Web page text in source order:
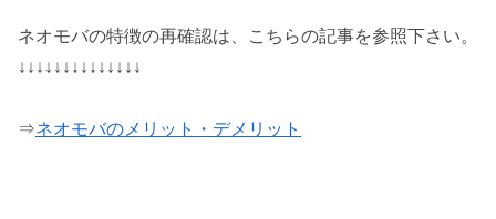
ネオモバの特徴の再確認は、こちらの記事を参照下さい。
↓↓↓↓↓↓↓↓↓↓↓↓↓↓
⇒ネオモバのメリット・デメリット